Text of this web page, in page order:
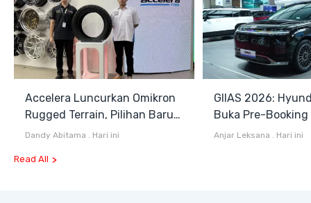
Accelera Luncurkan Omikron
Rugged Terrain, Pilihan Baru
Antara All Terrain dan Mud
Dandy Abitama . Hari ini
GIIAS 2026:
Buka Pre-Booking
Harga Mulai
Anjar Leksana . Hari ini
Read All